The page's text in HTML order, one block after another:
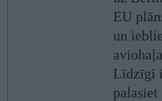
EU
un
Līdzīgi
palasiet